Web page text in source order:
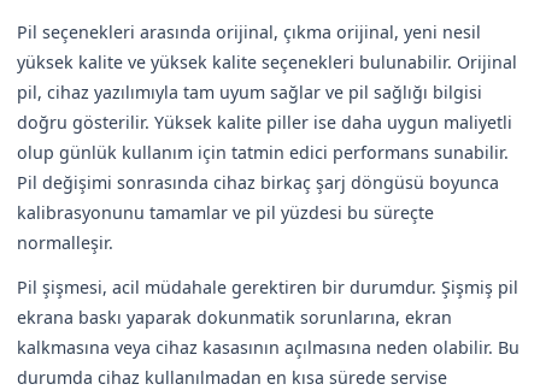
Pil seçenekleri arasında orijinal, çıkma orijinal, yeni nesil
yüksek kalite ve yüksek kalite seçenekleri bulunabilir. Orijinal
pil, cihaz yazılımıyla tam uyum sağlar ve pil sağlığı bilgisi
doğru gösterilir. Yüksek kalite piller ise daha uygun maliyetli
olup günlük kullanım için tatmin edici performans sunabilir.
Pil değişimi sonrasında cihaz birkaç şarj döngüsü boyunca
kalibrasyonunu tamamlar ve pil yüzdesi bu süreçte
normalleşir.
Pil şişmesi, acil müdahale gerektiren bir durumdur. Şişmiş pil
ekrana baskı yaparak dokunmatik sorunlarına, ekran
kalkmasına veya cihaz kasasının açılmasına neden olabilir. Bu
durumda cihaz kullanılmadan en kısa sürede servise